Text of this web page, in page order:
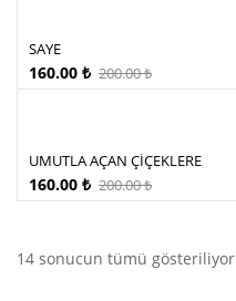
SAYE
200.00₺
160.00 ₺
UMUTLA AÇAN ÇİÇEKLERE
200.00₺
160.00 ₺
14 sonucun tümü gösteriliyor